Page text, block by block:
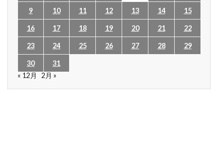
9 10 11 12 13 14 15
16 17 18 19 20 21 22
23 24 25 26 27 28 29
30
31
« 12月
2月 »